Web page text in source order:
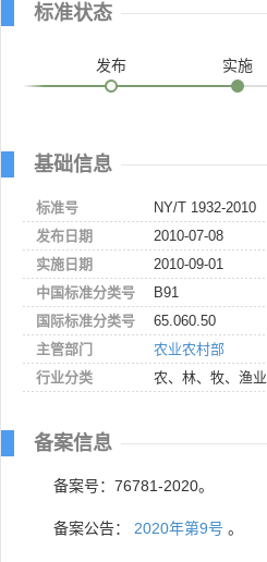
标准状态
发布 实施
基础信息
标准号
NY/T 1932-2010
发布日期
2010-07-08
实施日期
2010-09-01
中国标准分类号
B91
国际标准分类号
65.060.50
主管部门
农业农村部
行业分类
农、林、牧、渔业
备案信息
备案号：76781-2020。
备案公告： 2020年第9号 。